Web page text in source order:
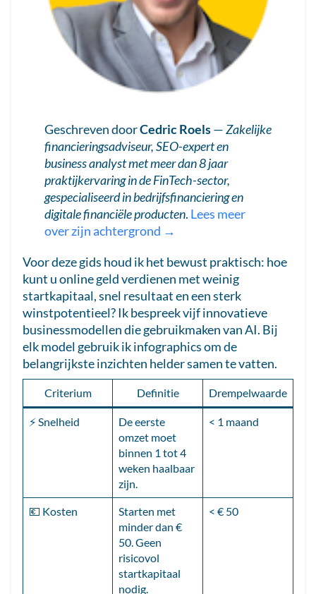
Geschreven doorCedric Roels—Zakelijke
financieringsadviseur, SEO-expert en
business analyst met meer dan 8 jaar
praktijkervaring in de FinTech-sector,
gespecialiseerd in bedrijfsfinanciering en
digitale financiële producten. Lees meer
over zijn achtergrond →
Voor deze gids houd ik het bewust praktisch: hoe
kunt u online geld verdienen met weinig
startkapitaal, snel resultaat en een sterk
winstpotentieel? Ik bespreek vijf innovatieve
businessmodellen die gebruikmaken van AI. Bij
elk model gebruik ik infographics om de
belangrijkste inzichten helder samen te vatten.
Criterium Definitie Drempelwaarde
⚡ Snelheid
De eerste
omzet moet
binnen 1 tot 4
weken haalbaar
zijn.
< 1 maand
💶 Kosten
Starten met
minder dan €
50. Geen
risicovol
startkapitaal
nodig.
< € 50